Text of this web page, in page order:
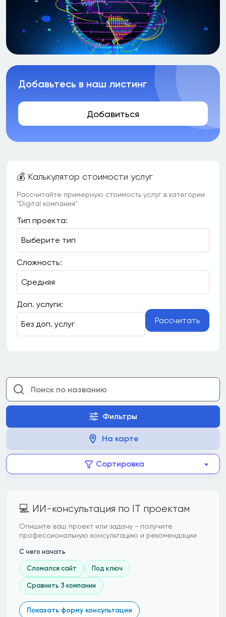
Добавьтесь в наш листинг
Добавиться
💰 Калькулятор стоимости услуг
Рассчитайте примерную стоимость услуг в категории
"Digital компания"
Тип проекта:
Сложность:
Доп. услуги:
Рассчитать
Фильтры
На карте
Сортировка
💻 ИИ-консультация по IT проектам
Опишите ваш проект или задачу - получите
профессиональную консультацию и рекомендации
С чего начать
Сломался сайт Под ключ
Сравнить 3 компании
Показать форму консультации